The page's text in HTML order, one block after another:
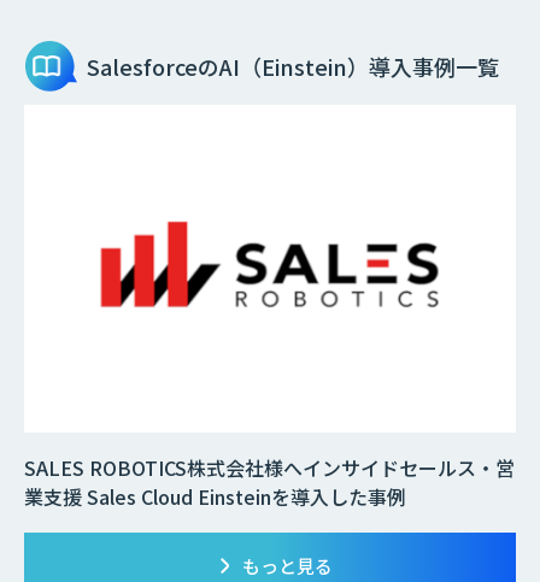
SalesforceのAI（Einstein） 導入事例一覧
SALES ROBOTICS株式会社様へインサイドセールス・営
業支援 Sales Cloud Einsteinを導入した事例
もっと見る